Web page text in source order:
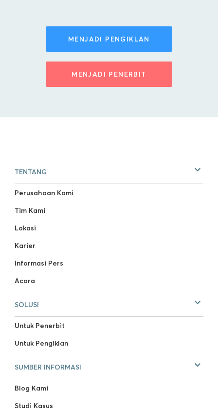
MENJADI PENGIKLAN
MENJADI PENERBIT
TENTANG
Perusahaan Kami
Tim Kami
Lokasi
Karier
Informasi Pers
Acara
SOLUSI
Untuk Penerbit
Untuk Pengiklan
SUMBER INFORMASI
Blog Kami
Studi Kasus